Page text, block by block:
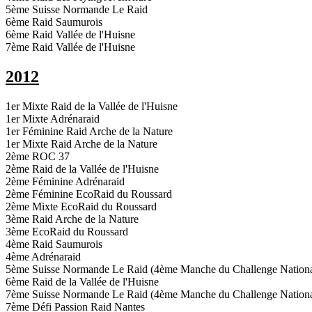
5ème Suisse Normande Le Raid
6ème Raid Saumurois
6ème Raid Vallée de l'Huisne
7ème Raid Vallée de l'Huisne
2012
1er Mixte Raid de la Vallée de l'Huisne
1er Mixte Adrénaraid
1er Féminine Raid Arche de la Nature
1er Mixte Raid Arche de la Nature
2ème ROC 37
2ème Raid de la Vallée de l'Huisne
2ème Féminine Adrénaraid
2ème Féminine EcoRaid du Roussard
2ème Mixte EcoRaid du Roussard
3ème Raid Arche de la Nature
3ème EcoRaid du Roussard
4ème Raid Saumurois
4ème Adrénaraid
5ème Suisse Normande Le Raid (4ème Manche du Challenge
6ème Raid de la Vallée de l'Huisne
7ème Suisse Normande Le Raid (4ème Manche du Challenge
7ème Défi Passion Raid Nantes